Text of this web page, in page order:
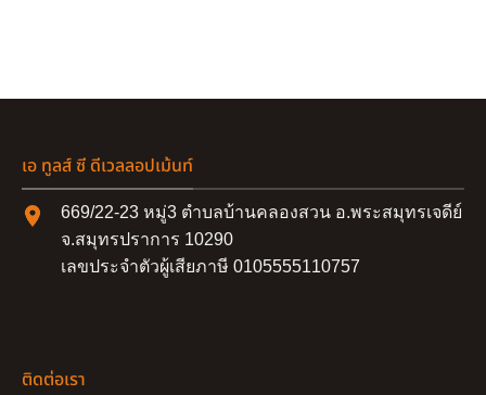
เอ ทูลส์ ซี ดีเวลลอปเม้นท์
669/22-23 หมู่3 ตำบลบ้านคลองสวน อ.พระสมุทรเจดีย์
จ.สมุทรปราการ 10290
เลขประจำตัวผู้เสียภาษี 0105555110757
ติดต่อเรา